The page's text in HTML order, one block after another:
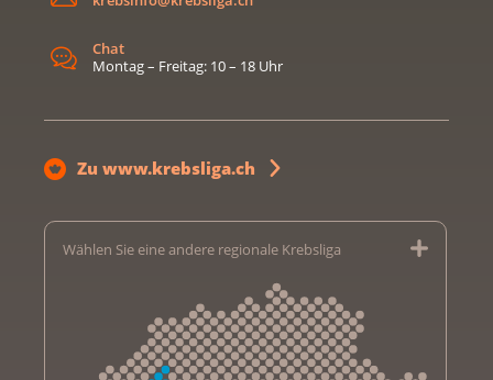
Chat
Montag – Freitag: 10 – 18 Uhr
Zu www.krebsliga.ch
Wählen Sie eine andere regionale Krebsliga